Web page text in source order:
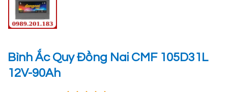
Bình Ắc Quy Đồng Nai CMF 105D31L
12V-90Ah